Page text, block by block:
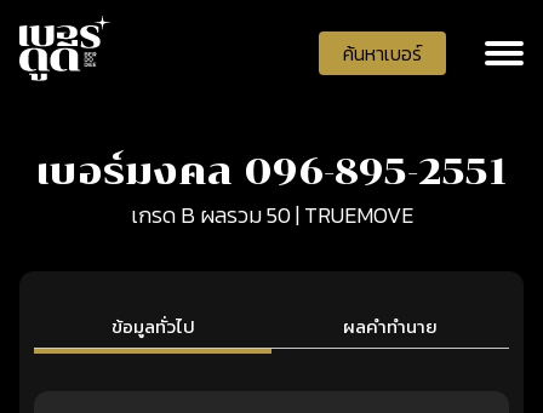
ค้นหาเบอร์
เบอร์มงคล 096-895-2551
เกรด B ผลรวม 50 | TRUEMOVE
ข้อมูลทั่วไป ผลคำทำนาย